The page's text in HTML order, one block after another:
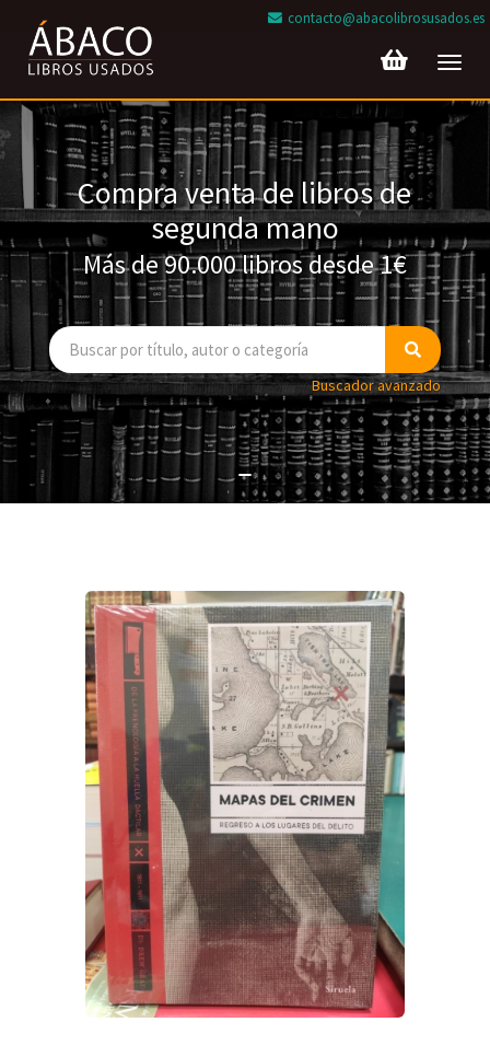
contacto@abacolibrosusados.es
Compra venta de libros de
segunda mano
Más de 90.000 libros desde 1€
Buscador avanzado